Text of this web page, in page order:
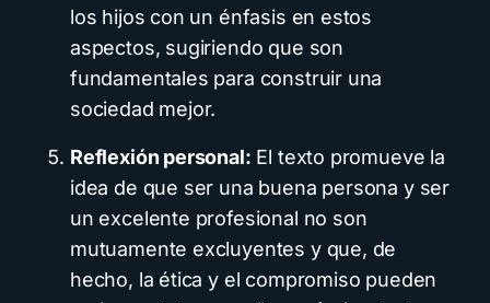
los hijos con un énfasis en estos
aspectos, sugiriendo que son
fundamentales para construir una
sociedad mejor.
Reflexión personal: El texto promueve la
idea de que ser una buena persona y ser
un excelente profesional no son
mutuamente excluyentes y que, de
hecho, la ética y el compromiso pueden